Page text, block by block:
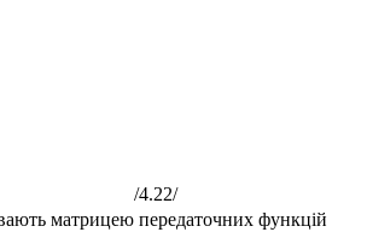
/4.22/
матрицею передаточних функцій